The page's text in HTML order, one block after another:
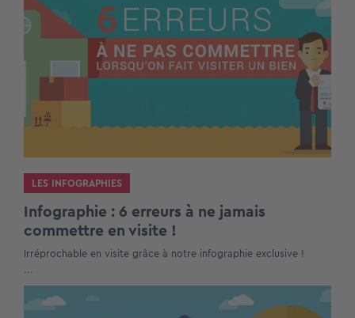
LES INFOGRAPHIES
Infographie : 6 erreurs à ne jamais
commettre en visite !
Irréprochable en visite grâce à notre infographie exclusive !
...